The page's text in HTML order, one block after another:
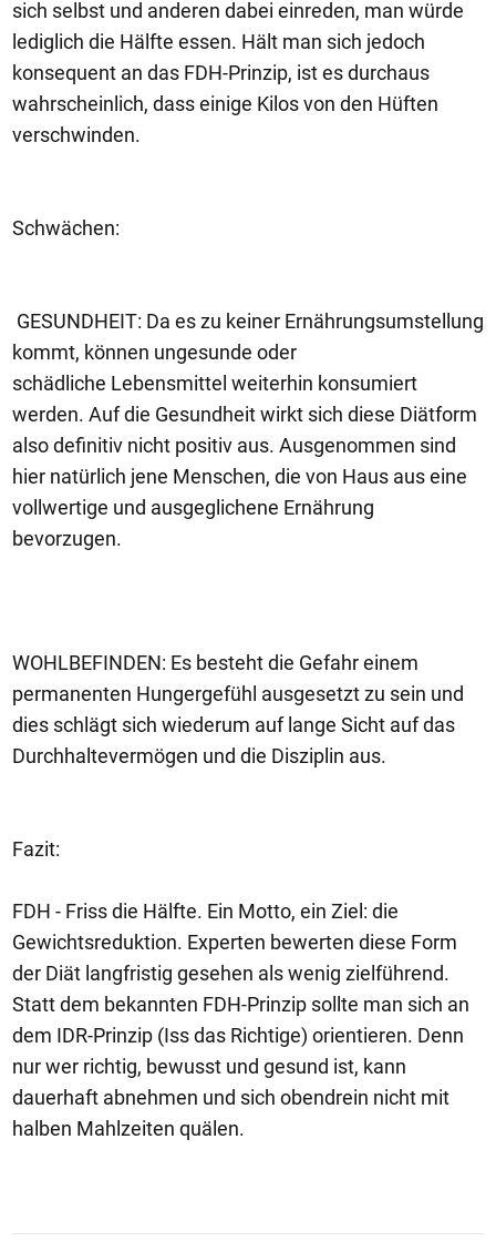
sich selbst und anderen dabei einreden, man würde
lediglich die Hälfte essen. Hält man sich jedoch
konsequent an das FDH-Prinzip, ist es durchaus
wahrscheinlich, dass einige Kilos von den Hüften
verschwinden.
Schwächen:
GESUNDHEIT: Da es zu keiner Ernährungsumstellung
kommt, können ungesunde oder
schädliche Lebensmittel weiterhin konsumiert
werden. Auf die Gesundheit wirkt sich diese Diätform
also definitiv nicht positiv aus. Ausgenommen sind
hier natürlich jene Menschen, die von Haus aus eine
vollwertige und ausgeglichene Ernährung
bevorzugen.
WOHLBEFINDEN: Es besteht die Gefahr einem
permanenten Hungergefühl ausgesetzt zu sein und
dies schlägt sich wiederum auf lange Sicht auf das
Durchhaltevermögen und die Disziplin aus.
Fazit:
FDH - Friss die Hälfte. Ein Motto, ein Ziel: die
Gewichtsreduktion. Experten bewerten diese Form
der Diät langfristig gesehen als wenig zielführend.
Statt dem bekannten FDH-Prinzip sollte man sich an
dem IDR-Prinzip (Iss das Richtige) orientieren. Denn
nur wer richtig, bewusst und gesund ist, kann
dauerhaft abnehmen und sich obendrein nicht mit
halben Mahlzeiten quälen.